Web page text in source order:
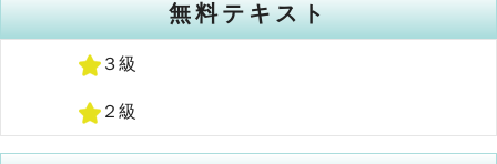
無料テキスト
３級
２級